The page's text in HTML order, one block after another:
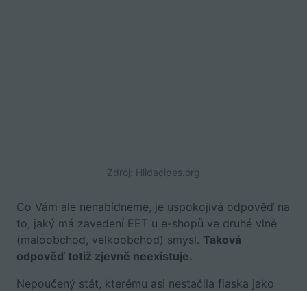
Zdroj: Hlidacipes.org
Co Vám ale nenabídneme, je uspokojivá odpověď na
to, jaký má zavedení EET u e-shopů ve druhé vlně
(maloobchod, velkoobchod) smysl. Taková
odpověď totiž zjevně neexistuje.
Nepoučený stát, kterému asi nestačila fiaska jako